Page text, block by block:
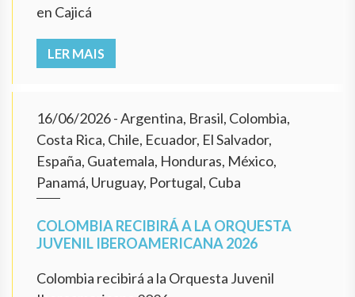
en Cajicá
LER MAIS
16/06/2026- Argentina, Brasil, Colombia,
Costa Rica, Chile, Ecuador, El Salvador,
España, Guatemala, Honduras, México,
Panamá, Uruguay, Portugal, Cuba
COLOMBIA RECIBIRÁ A LA ORQUESTA
JUVENIL IBEROAMERICANA 2026
Colombia recibirá a la Orquesta Juvenil